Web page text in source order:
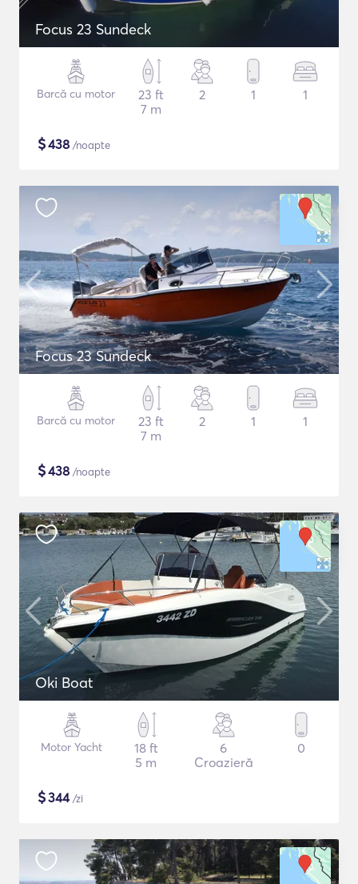
Focus 23 Sundeck
Barcă cu motor
23 ft
7 m
2 1 1
$438 /noapte
Focus 23 Sundeck
Barcă cu motor
23 ft
7 m
2 1 1
$438 /noapte
Oki Boat
Motor Yacht
18 ft
5 m
6
Croazieră
0
$344/zi